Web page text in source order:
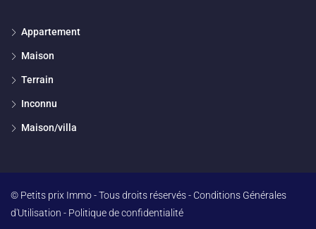
Appartement
Maison
Terrain
Inconnu
Maison/villa
© Petits prix Immo - Tous droits réservés - Conditions Générales
d'Utilisation - Politique de confidentialité